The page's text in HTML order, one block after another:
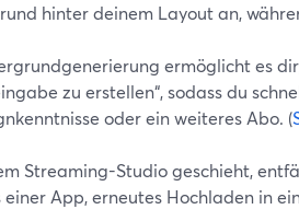
hinter deinem Layout an,
ermöglicht es
zu erstellen“, sodass du
oder ein weiteres Abo. (
Streaming-Studio geschieht,
App, erneutes Hochladen in